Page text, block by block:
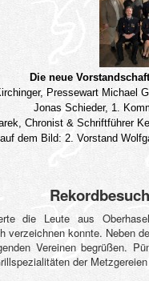
Die neue
Pressewart Michael
Jonas Schieder, 1.
Chronist & Schriftführer
dem Bild: 2. Vorstand
die Leute aus
verzeichnen konnte. Neben
Vereinen begrüßen.
der